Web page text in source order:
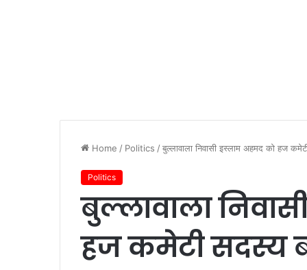
Home / Politics /बुल्लावाला निवासी इस्लाम अहमद को हज
Politics
बुल्लावाला
हज कमेटी सदस्य